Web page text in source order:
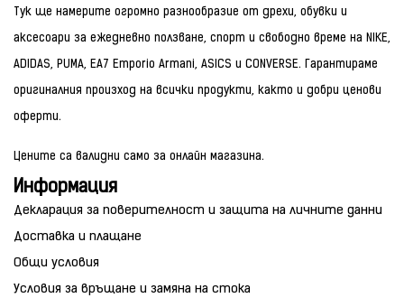
Тук ще намерите огромно разнообразие от дрехи, обувки и
аксесоари за ежедневно ползване, спорт и свободно време на NIKE,
ADIDAS, PUMA, EA7 Emporio Armani, ASICS и CONVERSE. Гарантираме
оригиналния произход на всички продукти, както и добри ценови
оферти.
Цените са валидни само за онлайн магазина.
Информация
Декларация за поверителност и защита на личните данни
Доставка и плащане
Общи условия
Условия за връщане и замяна на стока